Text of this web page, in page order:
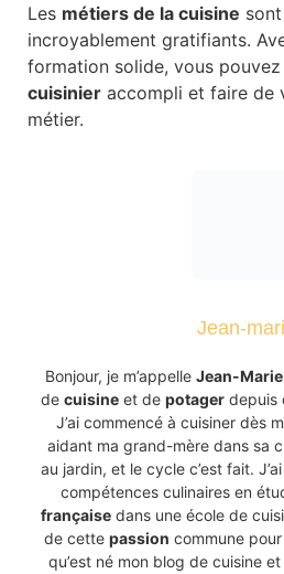
Les métiers de la cuisine
incroyablement gratifiants.
formation solide, vous
cuisinier accompli et faire de
métier.
Jean-
Bonjour, je m’appelle Jean-Marie
de cuisineet de potagerdepuis
J’ai commencé à cuisiner dès
aidant ma grand-mère dans sa
au jardin, et le cycle c’est fait.
compétences culinaires en
françaisedans une école de
de cette passion commune
qu’est né mon blog de cuisine